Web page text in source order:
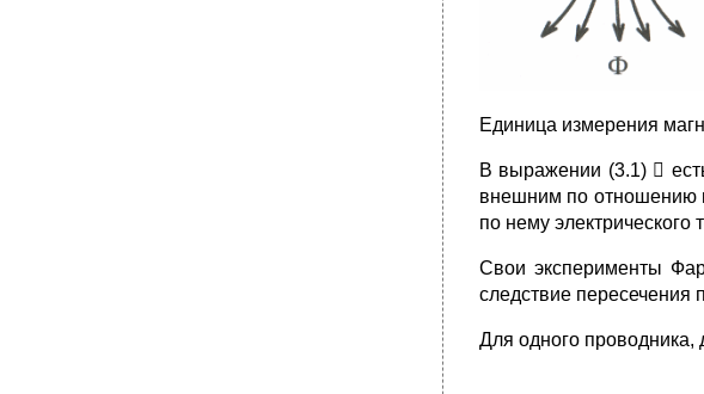
Единица измерения
В выражении (3.1) 
внешним по отношению
по нему электрического
Свои эксперименты
следствие пересечения
Для одного проводника,